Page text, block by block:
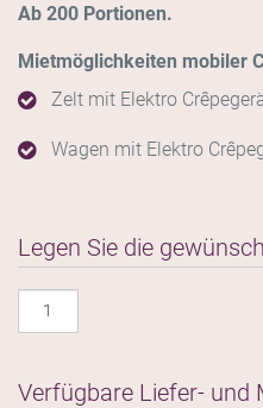
Ab 200 Portionen.
Mietmöglichkeiten mobiler
Zelt mit Elektro
Wagen mit Elektro
Legen Sie die
Crêpes
Stand
Verfügbare Liefer- und